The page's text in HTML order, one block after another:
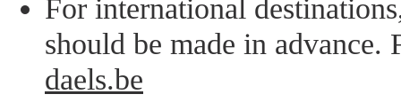
For international
should be made in advance.
daels.be